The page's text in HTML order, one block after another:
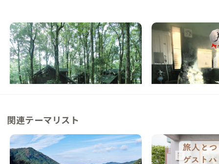
奥霧島A邸
宮崎県 ホテル/旅館
【国立公園内】火山湖のほとりにあるコテー
ジで暮らす
この家からの距離 11km
霧島A邸
鹿児島県
【天孫降臨の地】星
この家からの距離 20km
関連テーマリスト